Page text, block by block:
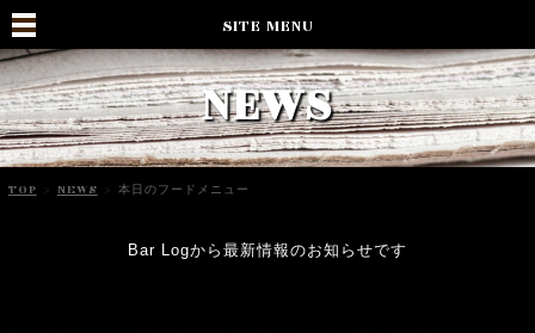
SITE MENU
NEWS
TOP > NEWS > 本日のフードメニュー
Bar Logから最新情報のお知らせです